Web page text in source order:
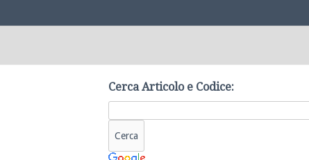
Cerca Articolo e Codice: